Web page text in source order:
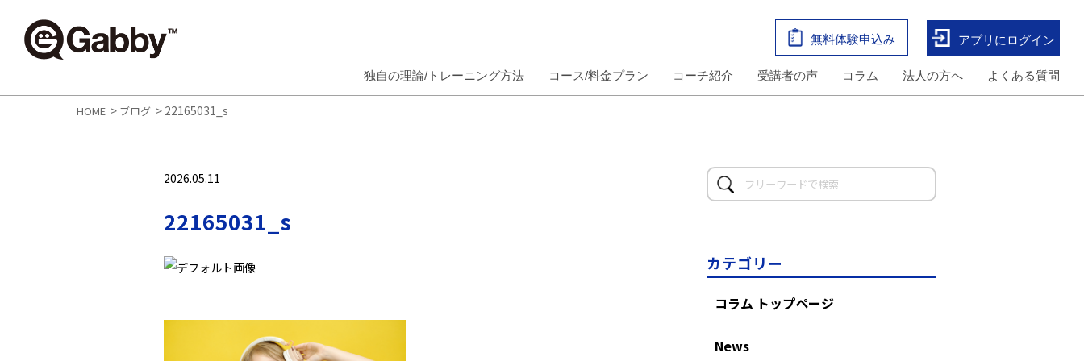
無料体験申込み アプリにログイン
独自の理論/トレーニング方法 コース/料金プラン コーチ紹介 受講者の声 コラム 法人の方へ よくある質問
HOME > ブログ > 22165031_s
2026.05.11
22165031_s
カテゴリー
コラム トップページ
News